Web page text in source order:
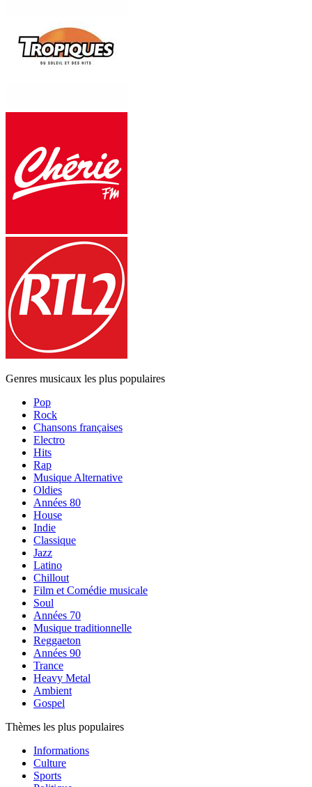
Genres musicaux les plus populaires
Pop
Rock
Chansons françaises
Electro
Hits
Rap
Musique Alternative
Oldies
Années 80
House
Indie
Classique
Jazz
Latino
Chillout
Film et Comédie musicale
Soul
Années 70
Musique traditionnelle
Reggaeton
Années 90
Trance
Heavy Metal
Ambient
Gospel
Thèmes les plus populaires
Informations
Culture
Sports